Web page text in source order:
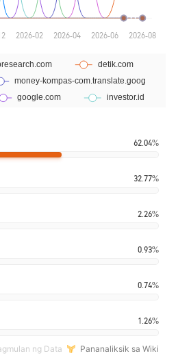
62.04%
32.77%
2.26%
0.93%
0.74%
1.26%
ng Data Pananaliksik sa Wiki